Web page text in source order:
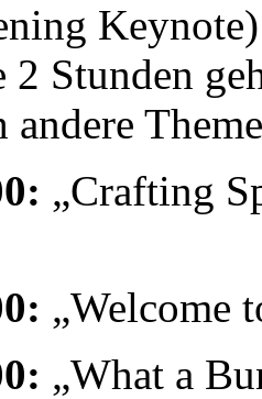
Keynote)
2 Stunden
andere
„Crafting
„Welcome
„What a